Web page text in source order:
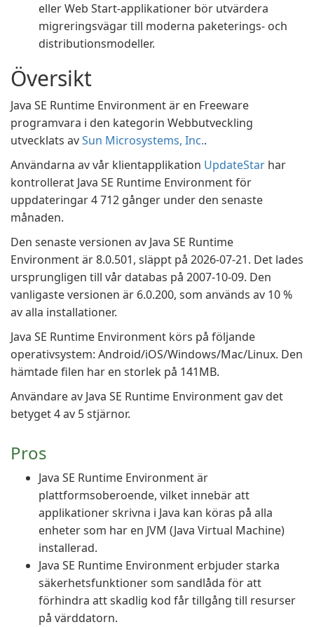
eller Web Start-applikationer bör utvärdera
migreringsvägar till moderna paketerings- och
distributionsmodeller.
Översikt
Java SE Runtime Environment är en Freeware
programvara i den kategorin Webbutveckling
utvecklats avSun Microsystems, Inc..
Användarna av vår klientapplikation UpdateStar har
kontrollerat Java SE Runtime Environment för
uppdateringar 4 712 gånger under den senaste
månaden.
Den senaste versionen av Java SE Runtime
Environment är 8.0.501, släppt på 2026-07-21. Det lades
ursprungligen till vår databas på 2007-10-09. Den
vanligaste versionen är 6.0.200, som används av 10 %
av alla installationer.
Java SE Runtime Environment körs på följande
operativsystem: Android/iOS/Windows/Mac/Linux. Den
hämtade filen har en storlek på 141MB.
Användare av Java SE Runtime Environment gav det
betyget 4 av 5 stjärnor.
Pros
Java SE Runtime Environment är
plattformsoberoende, vilket innebär att
applikationer skrivna i Java kan köras på alla
enheter som har en JVM (Java Virtual Machine)
installerad.
Java SE Runtime Environment erbjuder starka
säkerhetsfunktioner som sandlåda för att
förhindra att skadlig kod får tillgång till resurser
på värddatorn.